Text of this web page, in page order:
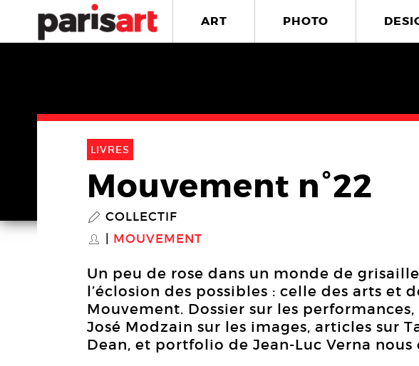
ART PHOTO
LIVRES
Mouvement n°22
P COLLECTIF
S MOUVEMENT
Un peu de rose dans un monde de
l’éclosion des possibles : celle des arts et
Mouvement. Dossier sur les
José Modzain sur les images, articles sur
Dean, et portfolio de Jean-Luc Verna